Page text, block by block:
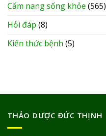
Cẩm nang sống khỏe (565)
Hỏi đáp (8)
Kiến thức bệnh (5)
THẢO DƯỢC ĐỨC THỊNH